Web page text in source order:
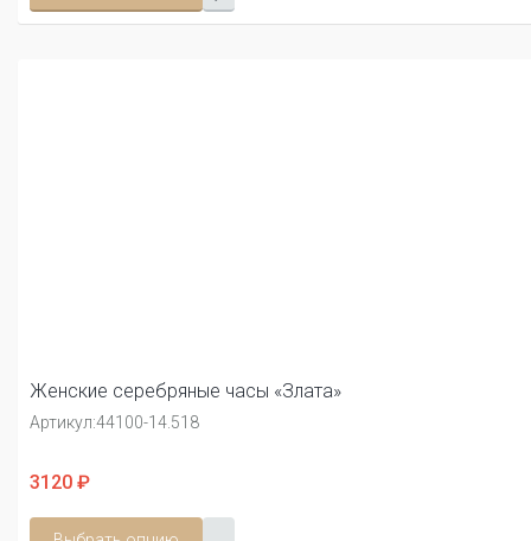
Женские серебряные часы «Злата»
Артикул:44100-14.518
3120 ₽